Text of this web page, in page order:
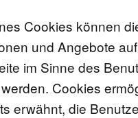
Cookies können
und Angebote
im Sinne des
Cookies
erwähnt, die